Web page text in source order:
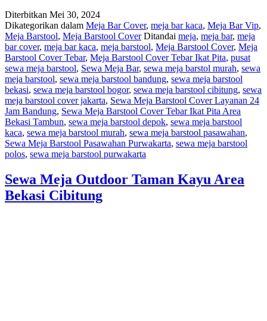
Cover
Tebar
Ikat
Pita
Area
Bekasi
Tambun
Diterbitkan Mei 30, 2024
Dikategorikan dalam Meja Bar Cover, meja bar kaca, Meja Bar Vip,
Meja Barstool, Meja Barstool Cover Ditandai meja, meja bar, meja
bar cover, meja bar kaca, meja barstool, Meja Barstool Cover, Meja
Barstool Cover Tebar, Meja Barstool Cover Tebar Ikat Pita, pusat
sewa meja barstool, Sewa Meja Bar, sewa meja barstol murah, sewa
meja barstool, sewa meja barstool bandung, sewa meja barstool
bekasi, sewa meja barstool bogor, sewa meja barstool cibitung, sewa
meja barstool cover jakarta, Sewa Meja Barstool Cover Layanan 24
Jam Bandung, Sewa Meja Barstool Cover Tebar Ikat Pita Area
Bekasi Tambun, sewa meja barstool depok, sewa meja barstool
kaca, sewa meja barstool murah, sewa meja barstool pasawahan,
Sewa Meja Barstool Pasawahan Purwakarta, sewa meja barstool
polos, sewa meja barstool purwakarta
Sewa Meja Outdoor Taman Kayu Area
Bekasi Cibitung